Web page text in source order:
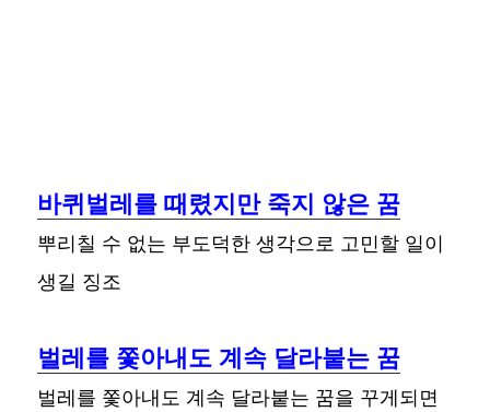
바퀴벌레를 때렸지만 죽지 않은 꿈
뿌리칠 수 없는 부도덕한 생각으로 고민할 일이
생길 징조
벌레를 쫓아내도 계속 달라붙는 꿈
벌레를 쫓아내도 계속 달라붙는 꿈을 꾸게되면